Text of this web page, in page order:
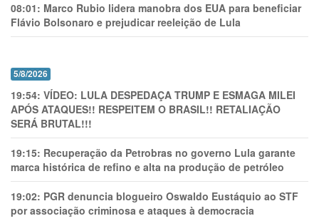
08:01: Marco Rubio lidera manobra dos EUA para beneficiar
Flávio Bolsonaro e prejudicar reeleição de Lula
5/8/2026
19:54: VÍDEO: LULA DESPEDAÇA TRUMP E ESMAGA MILEI
APÓS ATAQUES!! RESPEITEM O BRASIL!! RETALIAÇÃO
SERÁ BRUTAL!!!
19:15: Recuperação da Petrobras no governo Lula garante
marca histórica de refino e alta na produção de petróleo
19:02: PGR denuncia blogueiro Oswaldo Eustáquio ao STF
por associação criminosa e ataques à democracia